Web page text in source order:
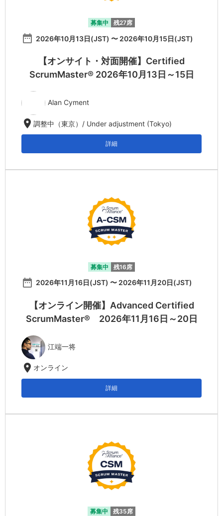
募集中 残27席
date_range 2026年10月13日(JST) 〜 2026年10月15日(JST)
【オンサイト・対面開催】Certified
ScrumMaster® 2026年10月13日～15日
Alan Cyment
location_on調整中（東京）/ Under adjustment (Tokyo)
詳細
募集中 残16席
date_range 2026年11月16日(JST) 〜 2026年11月20日(JST)
【オンライン開催】Advanced Certified
ScrumMaster® 2026年11月16日～20日
江端一将
location_on オンライン
詳細
募集中 残35席